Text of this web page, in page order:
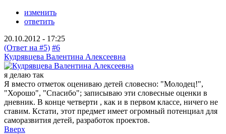
изменить
ответить
20.10.2012 - 17:25
(Ответ на #5) #6
Кудрявцева Валентина Алексеевна
я делаю так
Я вместо отметок оцениваю детей словесно: "Молодец!",
"Хорошо", "Спасибо"; записываю эти словесные оценки в
дневник. В конце четверти , как и в первом классе, ничего не
ставим. Кстати, этот предмет имеет огромный потенциал для
саморазвития детей, разработок проектов.
Вверх